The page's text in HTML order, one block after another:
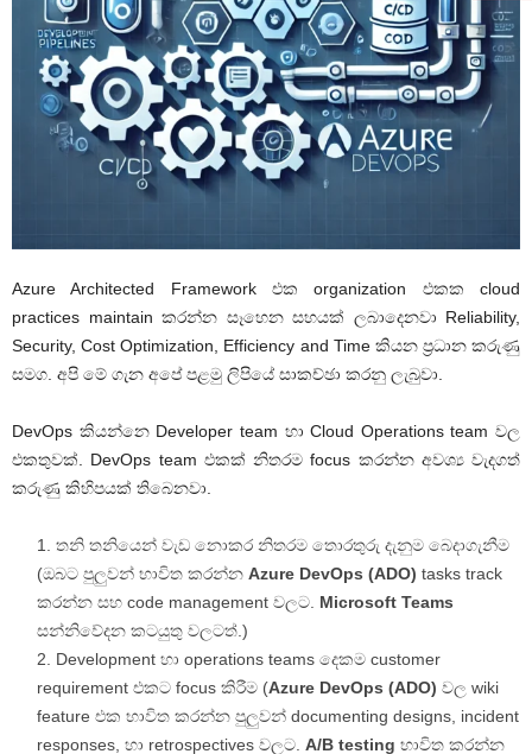
Azure Architected Framework එක organization එකක cloud
practices maintain කරන්න සෑහෙන සහයක් ලබාදෙනවා Reliability,
Security, Cost Optimization, Efficiency and Time කියන ප්‍රධාන කරුණු
සමග. අපි මේ ගැන අපේ පළමු ලිපියේ සාකච්ඡා කරනු ලැබුවා.
DevOps කියන්නෙ Developer team හා Cloud Operations team වල
එකතුවක්. DevOps team එකක් නිතරම focus කරන්න අවශ්‍ය වැදගත්
කරුණු කිහිපයක් තිබෙනවා.
තනි තනියෙන් වැඩ නොකර නිතරම තොරතුරු දැනුම බෙදාගැනීම
(ඔබට පුලුවන් භාවිත කරන්න Azure DevOps (ADO) tasks track
කරන්න සහ code management වලට. Microsoft Teams
සන්නිවේදන කටයුතු වලටත්.)
Development හා operations teams දෙකම customer
requirement එකට focus කිරීම (Azure DevOps (ADO) වල wiki
feature එක භාවිත කරන්න පුලුවන් documenting designs, incident
responses, හා retrospectives වලට. A/B testing භාවිත කරන්න